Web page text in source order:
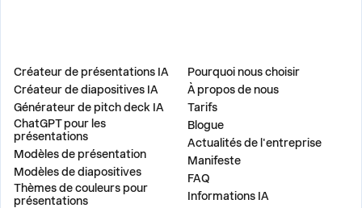
Créateur de présentations IA
Créateur de diapositives IA
Générateur de pitch deck IA
ChatGPT pour les
présentations
Modèles de présentation
Modèles de diapositives
Thèmes de couleurs pour
présentations
Pourquoi nous choisir
À propos de nous
Tarifs
Blogue
Actualités de l'entreprise
Manifeste
FAQ
Informations IA